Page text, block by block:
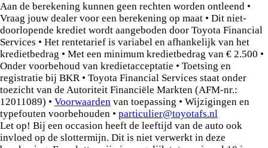
Aan de berekening kunnen geen rechten worden ontleend •
Vraag jouw dealer voor een berekening op maat • Dit niet-
doorlopende krediet wordt aangeboden door Toyota Financial
Services • Het rentetarief is variabel en afhankelijk van het
kredietbedrag • Met een minimum kredietbedrag van € 2.500 •
Onder voorbehoud van kredietacceptatie • Toetsing en
registratie bij BKR • Toyota Financial Services staat onder
toezicht van de Autoriteit Financiële Markten (AFM-nr.:
12011089) • Voorwaarden van toepassing • Wijzigingen en
typefouten voorbehouden • particulier@toyotafs.nl
Let op! Bij een occasion heeft de leeftijd van de auto ook
invloed op de slottermijn. Dit is niet verwerkt in deze